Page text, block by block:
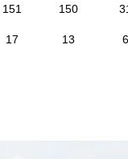
151 150
17 13 6